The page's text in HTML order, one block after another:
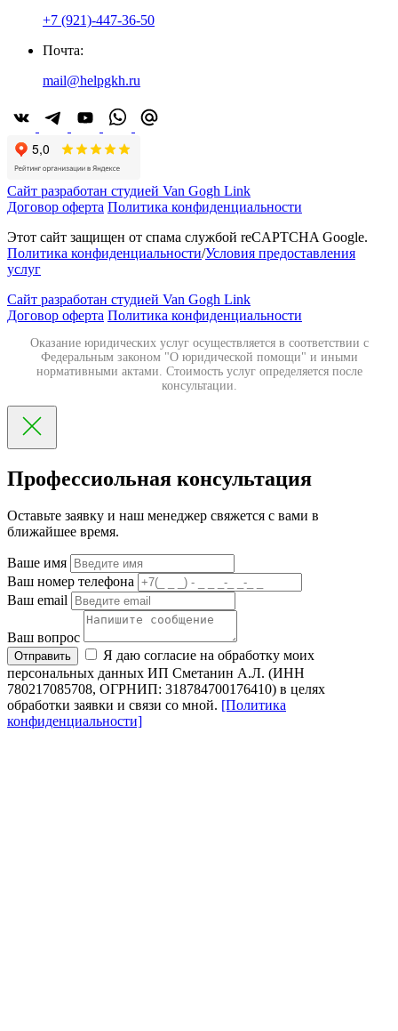
+7 (921)-447-36-50
Почта:
mail@helpgkh.ru
Сайт разработан студией Van Gogh Link
Договор оферта Политика конфиденциальности
Этот сайт защищен от спама службой reCAPTCHA Google.
Политика конфиденциальности/Условия предоставления
услуг
Сайт разработан студией Van Gogh Link
Договор оферта Политика конфиденциальности
Оказание юридических услуг осуществляется в соответствии с
Федеральным законом "О юридической помощи" и иными
нормативными актами. Стоимость услуг определяется после
консультации.
Профессиольная консультация
Оставьте заявку и наш менеджер свяжется с вами в
ближайшее время.
Ваше имя
Ваш номер телефона
Ваш email
Ваш вопрос
Отправить
Я даю согласие на обработку моих
персональных данных ИП Сметанин А.Л. (ИНН
780217085708, ОГРНИП: 318784700176410) в целях
обработки заявки и связи со мной. [Политика
конфиденциальности]